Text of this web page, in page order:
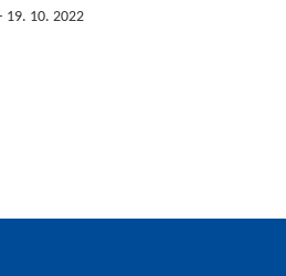
19. 10. 2022